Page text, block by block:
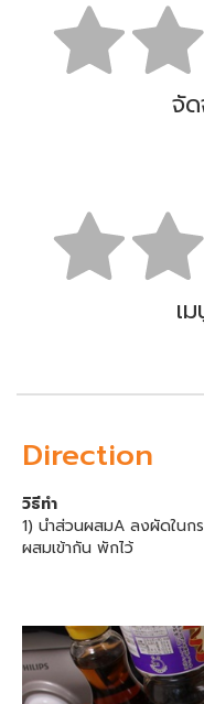
จั
เ
Direction
วิธีทำ
1) นำส่วนผสมA ลงผัดในก
ผสมเข้ากัน พักไว้